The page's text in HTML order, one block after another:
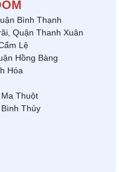
Bình Thạnh
Quận Thanh Xuân
Lệ
Hồng Bàng
Hóa
Ma Thuột
Thủy